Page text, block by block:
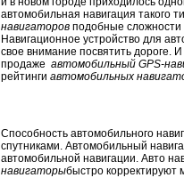
автомобильная навигация такого
навигаторов подобные сложности
Навигационное устройство для
свое внимание посвятить дороге.
продаже автомобильный GPS-
рейтинги автомобильных
Способность автомобильного
спутниками. Автомобильный
автомобильной навигации. Авто
навигаторыбыстро корректируют